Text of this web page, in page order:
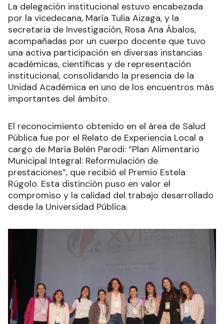
La delegación institucional estuvo encabezada
por la vicedecana, María Tulia Aizaga, y la
secretaria de Investigación, Rosa Ana Ábalos,
acompañadas por un cuerpo docente que tuvo
una activa participación en diversas instancias
académicas, científicas y de representación
institucional, consolidando la presencia de la
Unidad Académica en uno de los encuentros más
importantes del ámbito.
El reconocimiento obtenido en el área de Salud
Pública fue por el Relato de Experiencia Local a
cargo de María Belén Parodi: “Plan Alimentario
Municipal Integral: Reformulación de
prestaciones”, que recibió el Premio Estela
Rúgolo. Esta distinción puso en valor el
compromiso y la calidad del trabajo desarrollado
desde la Universidad Pública.